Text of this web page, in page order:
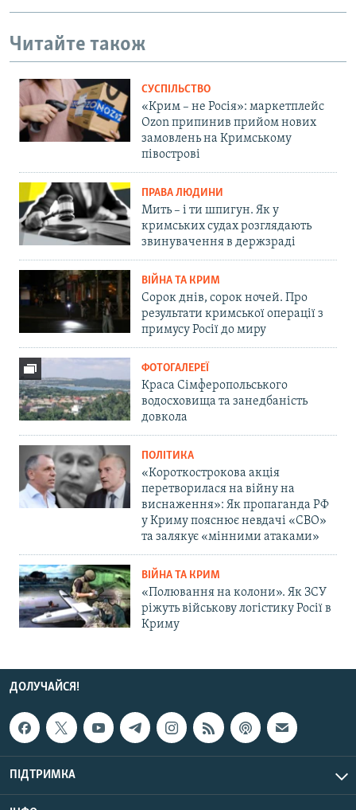
Читайте також
СУСПІЛЬСТВО
«Крим – не Росія»: маркетплейс
Ozon припинив прийом нових
замовлень на Кримському
півострові
ПРАВА ЛЮДИНИ
Мить – і ти шпигун. Як у
кримських судах розглядають
звинувачення в держзраді
ВІЙНА ТА КРИМ
Сорок днів, сорок ночей. Про
результати кримської операції з
примусу Росії до миру
ФОТОГАЛЕРЕЇ
Краса Сімферопольського
водосховища та занедбаність
довкола
ПОЛІТИКА
«Короткострокова акція
перетворилася на війну на
виснаження»: Як пропаганда РФ
у Криму пояснює невдачі «СВО»
та залякує «мінними атаками»
ВІЙНА ТА КРИМ
«Полювання на колони». Як ЗСУ
ріжуть військову логістику Росії в
Криму
ДОЛУЧАЙСЯ!
ПІДТРИМКА